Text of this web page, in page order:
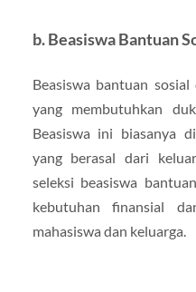
b. Beasiswa Bantuan
Beasiswa bantuan
yang membutuhkan
Beasiswa ini biasanya
yang berasal dari
seleksi beasiswa
kebutuhan finansial
mahasiswa dan keluarga.